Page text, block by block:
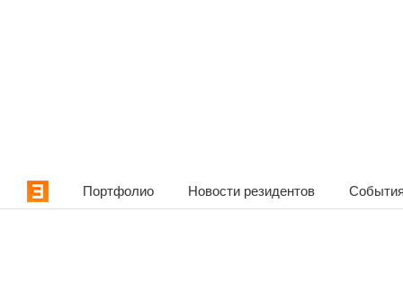
Портфолио Новости резидентов